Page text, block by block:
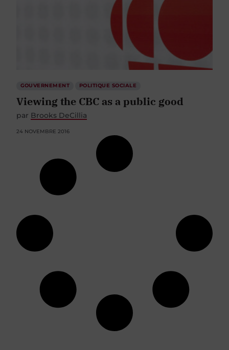
GOUVERNEMENT POLITIQUE SOCIALE
Viewing the CBC as a public good
par Brooks DeCillia
24 NOVEMBRE 2016